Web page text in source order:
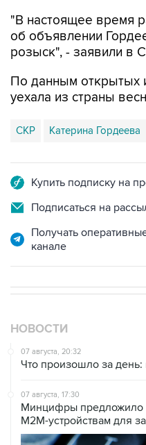
"В настоящее время
об объявлении
розыск", - заявили в
По данным открытых
уехала из страны
СКР Катерина Гордеева
Купить подписку на
Подписаться на
Получать
канале
НОВОСТИ
07 августа, 20:32
Что произошло за день:
07 августа, 17:30
Минцифры предложило
M2M-устройствам для